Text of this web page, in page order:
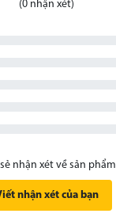
(0 nhận xét)
nhận xét về sản phẩm
nhận xét của bạn